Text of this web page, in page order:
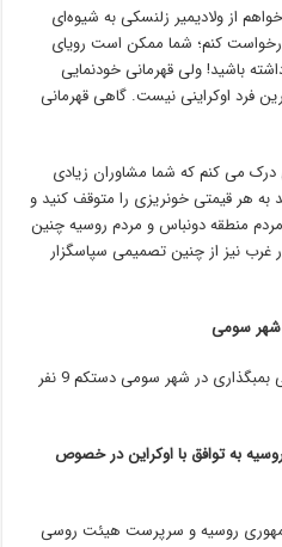
از ولادیمیر زلنسکی به شیوه‌ای
کنم؛ شما ممکن است رویای
باشید! ولی قهرمانی خودنمایی
فرد اوکراینی نیست. گاهی قهرمانی
درک می کنم که شما مشاوران زیادی
هر قیمتی خونریزی را متوقف کنید و
منطقه دونباس و مردم روسیه چنین
غرب نیز از چنین تصمیمی سپاسگزار
خبرگزاری فرانسه گزارش داده که درپی بمبگذاری در شهر سومی دستکم 9 نفر
روسیه به توافق با اوکراین در خصوص
روسیه و سرپرست هیئت روسی